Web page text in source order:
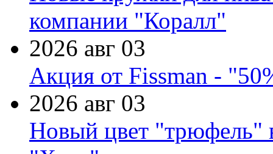
компании "Коралл"
2026 авг 03
Акция от Fissman -
2026 авг 03
Новый цвет "трюфель"